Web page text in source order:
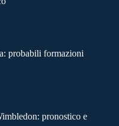
probabili formazioni
pronostico e